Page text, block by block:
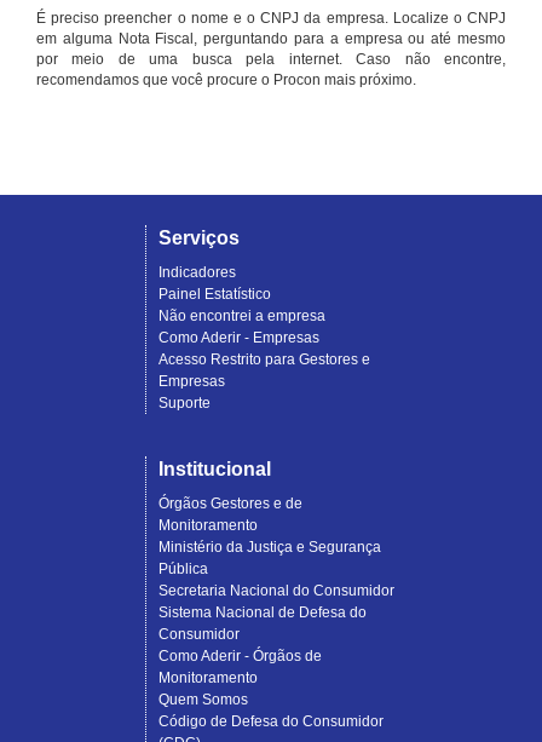
É preciso preencher o nome e o CNPJ da empresa. Localize o CNPJ
em alguma Nota Fiscal, perguntando para a empresa ou até mesmo
por meio de uma busca pela internet. Caso não encontre,
recomendamos que você procure o Procon mais próximo.
Serviços
Indicadores
Painel Estatístico
Não encontrei a empresa
Como Aderir - Empresas
Acesso Restrito para Gestores e
Empresas
Suporte
Institucional
Órgãos Gestores e de
Monitoramento
Ministério da Justiça e Segurança
Pública
Secretaria Nacional do Consumidor
Sistema Nacional de Defesa do
Consumidor
Como Aderir - Órgãos de
Monitoramento
Quem Somos
Código de Defesa do Consumidor